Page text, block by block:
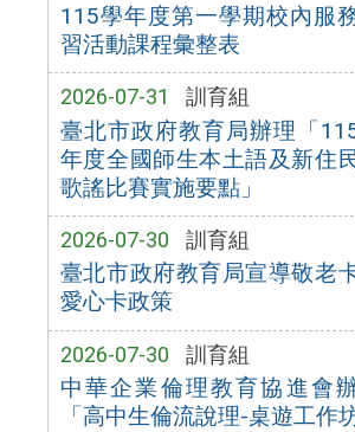
115學年度第一學期校內服
習活動課程彙整表
2026-07-31 訓育組
臺北市政府教育局辦理「
年度全國師生本土語及新住
歌謠比賽實施要點」
2026-07-30 訓育組
臺北市政府教育局宣導敬老
愛心卡政策
2026-07-30 訓育組
中華企業倫理教育協進會
「高中生倫流說理-桌遊工作坊